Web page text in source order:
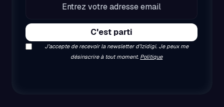
J’accepte de recevoir la newsletter d’Izidigi. Je peux me
désinscrire à tout moment. Politique